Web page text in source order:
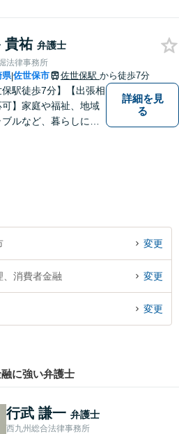
と導きます。時間外
談にも対応可能ですの
気軽にご連絡くださ
貴祐 弁護士
法律事務所
県|佐世保市 佐世保駅 から徒歩7分
保駅徒歩7分】【出張相
】家庭や福祉、地域
ルなど、暮らしに根
詳細を見
る
変更
、消費者金融 変更
変更
に強い弁護士
行武 謙一 弁護士
西九州総合法律事務所